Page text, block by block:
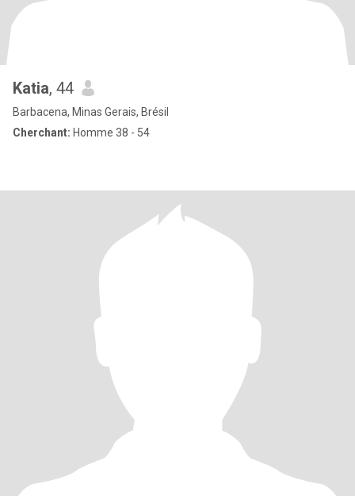
Katia, 44
Barbacena, Minas Gerais, Brésil
Cherchant: Homme 38 - 54